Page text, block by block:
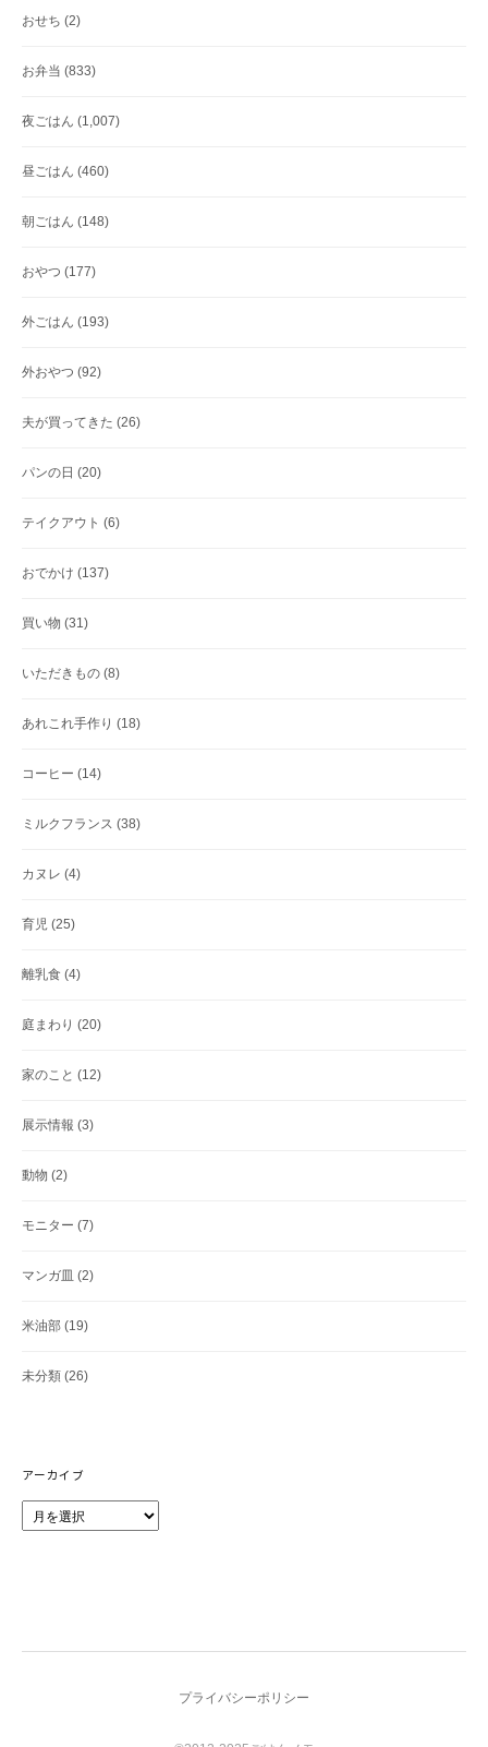
おせち (2)
お弁当 (833)
夜ごはん (1,007)
昼ごはん (460)
朝ごはん (148)
おやつ (177)
外ごはん (193)
外おやつ (92)
夫が買ってきた (26)
パンの日 (20)
テイクアウト (6)
おでかけ (137)
買い物 (31)
いただきもの (8)
あれこれ手作り (18)
コーヒー (14)
ミルクフランス (38)
カヌレ (4)
育児 (25)
離乳食 (4)
庭まわり (20)
家のこと (12)
展示情報 (3)
動物 (2)
モニター (7)
マンガ皿 (2)
米油部 (19)
未分類 (26)
アーカイブ
ー
プライバシーポリシー